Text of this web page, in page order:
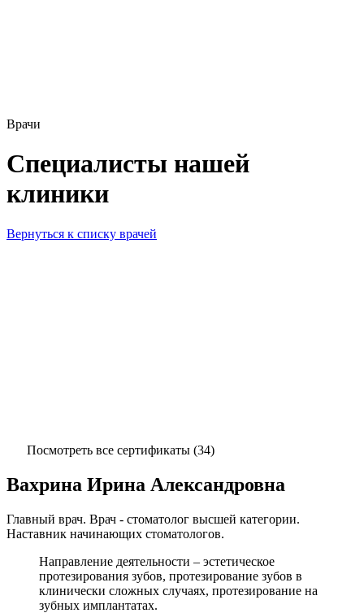
Врачи
Специалисты нашей
клиники
Вернуться к списку врачей
Посмотреть все сертификаты (34)
Вахрина Ирина Александровна
Главный врач. Врач - стоматолог высшей категории.
Наставник начинающих стоматологов.
Направление деятельности – эстетическое
протезирования зубов, протезирование зубов в
клинически сложных случаях, протезирование на
зубных имплантатах.